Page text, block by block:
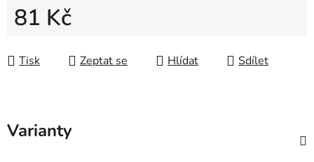
81 Kč
Tisk
Zeptat se Hlídat Sdílet
Varianty